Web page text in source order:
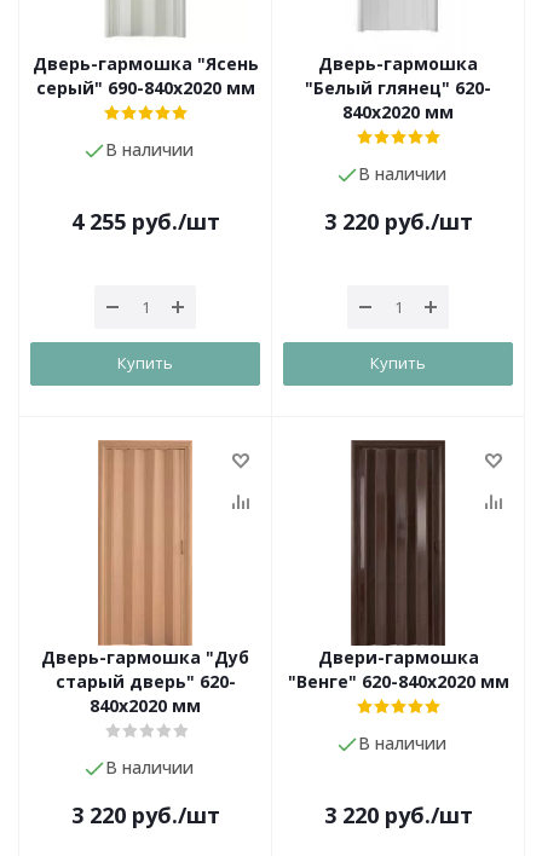
Дверь-гармошка "Ясень
серый" 690-840х2020 мм
В наличии
4 255руб./шт
Купить
Дверь-гармошка
"Белый глянец" 620-
840х2020 мм
В наличии
3 220руб./шт
Купить
Дверь-гармошка "Дуб
старый дверь" 620-
840х2020 мм
В наличии
3 220руб./шт
Двери-гармошка
"Венге" 620-840х2020 мм
В наличии
3 220руб./шт